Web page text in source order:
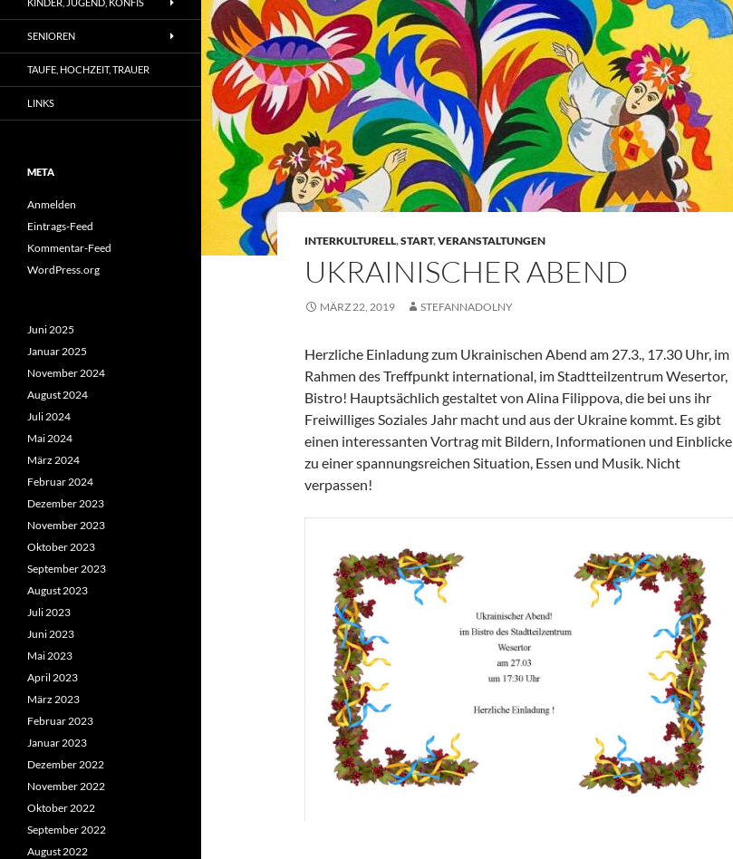
INTERKULTURELL,START,VERANSTALTUNGEN
UKRAINISCHER ABEND
MÄRZ 22, 2019 STEFANNADOLNY
Herzliche Einladung zum Ukrainischen Abend am 27.3., 17.30 Uhr, im
Rahmen des Treffpunkt international, im Stadtteilzentrum Wesertor,
Bistro! Hauptsächlich gestaltet von Alina Filippova, die bei uns ihr
Freiwilliges Soziales Jahr macht und aus der Ukraine kommt. Es gibt
einen interessanten Vortrag mit Bildern, Informationen und Einblicke
zu einer spannungsreichen Situation, Essen und Musik. Nicht
verpassen!
SENIOREN
TAUFE, HOCHZEIT, TRAUER
LINKS
META
Anmelden
Eintrags-Feed
Kommentar-Feed
WordPress.org
Juni 2025
Januar 2025
November 2024
August 2024
Juli 2024
Mai 2024
März 2024
Februar 2024
Dezember 2023
November 2023
Oktober 2023
September 2023
August 2023
Juli 2023
Juni 2023
Mai 2023
April 2023
März 2023
Februar 2023
Januar 2023
Dezember 2022
November 2022
Oktober 2022
September 2022
August 2022